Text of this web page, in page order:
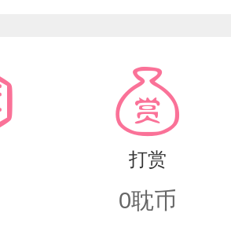
打赏
0耽币